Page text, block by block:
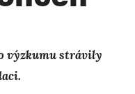
výzkumu strávily